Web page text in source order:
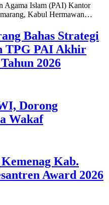
Agama Islam (PAI) Kantor
Kabul Hermawan…
Bahas Strategi
TPG PAI Akhir
2026
Dorong
Wakaf
Kab.
Award 2026